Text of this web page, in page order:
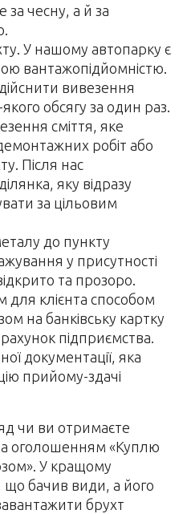
чесну, а й за
У нашому автопарку є
вантажопідйомністю.
вивезення
обсягу за один раз.
сміття, яке
робіт або
Після нас
яку відразу
за цільовим
до пункту
у присутності
та прозоро.
для клієнта способом
на банківську картку
підприємства.
документації, яка
прийому-здачі
чи ви отримаєте
оголошенням «Куплю
У кращому
що бачив види, а його
брухт